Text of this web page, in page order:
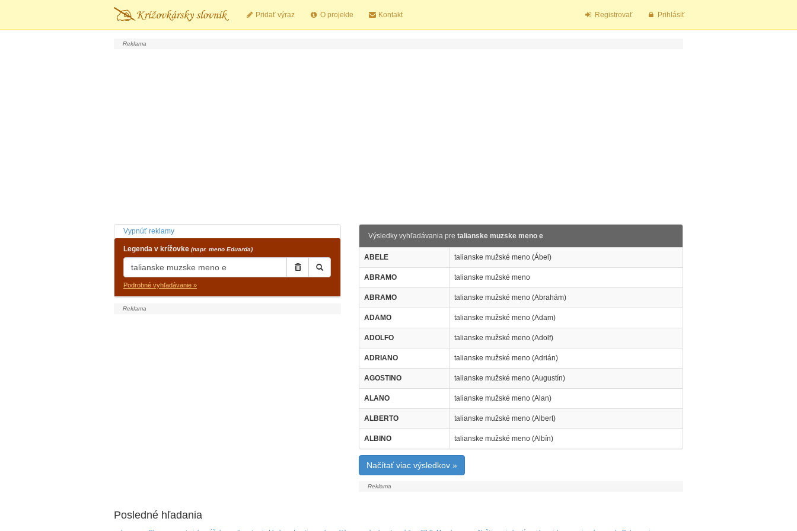
Pridať výraz O projekte Kontakt Registrovať Prihlásiť
Vypnúť reklamy
Legenda v krížovke (napr. meno Eduarda)
Podrobné vyhľadávanie »
Výsledky vyhľadávania pre talianske muzske meno e
ABELE talianske mužské meno (Ábel)
ABRAMO talianske mužské meno
ABRAMO talianske mužské meno (Abrahám)
ADAMO talianske mužské meno (Adam)
ADOLFO talianske mužské meno (Adolf)
ADRIANO talianske mužské meno (Adrián)
AGOSTINO talianske mužské meno (Augustín)
ALANO talianske mužské meno (Alan)
ALBERTO talianske mužské meno (Albert)
ALBINO talianske mužské meno (Albín)
Načítať viac výsledkov »
Posledné hľadania